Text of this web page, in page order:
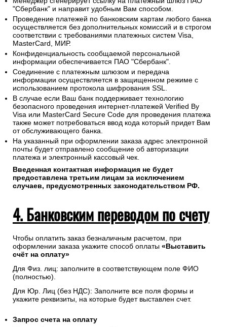
"Сбербанк" и направит удобным Вам способом.
Проведение платежей по банковским картам любого банка
осуществляется без дополнительных комиссий и в строгом
соответствии с требованиями платежных систем Visa,
MasterCard, МИР.
Конфиденциальность сообщаемой персональной
информации обеспечивается ПАО "Сбербанк".
Соединение с платежным шлюзом и передача
информации осуществляется в защищенном режиме с
использованием протокола шифрования SSL.
В случае если Ваш банк поддерживает технологию
безопасного проведения интернет-платежей Verified By
Visa или MasterCard Secure Code для проведения платежа
также может потребоваться ввод кода который придет Вам
от обслуживающего банка.
На указанный при оформлении заказа адрес электронной
почты будет отправлено сообщение об авторизации
платежа и электронный кассовый чек.
Введенная контактная информация не будет
предоставлена третьим лицам за исключением
случаев, предусмотренных законодательством РФ.
4. Банковским переводом по счету
Чтобы оплатить заказ безналичным расчетом, при
оформлении заказа укажите способ оплаты «Выставить
счёт на оплату»
Для Физ. лиц: заполните в соответствующем поле ФИО
(полностью).
Для Юр. Лиц (без НДС): Заполните все поля формы и
укажите реквизиты, на которые будет выставлен счет.
Запрос счета на оплату